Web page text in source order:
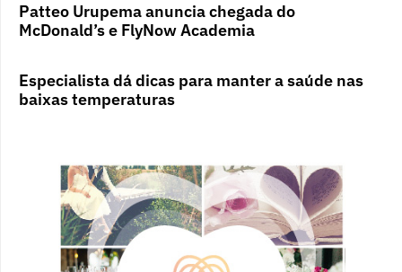
Patteo Urupema anuncia chegada do
McDonald’s e FlyNow Academia
Especialista dá dicas para manter a saúde nas
baixas temperaturas